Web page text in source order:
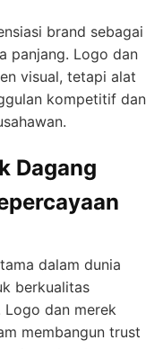
brand sebagai
panjang. Logo dan
visual, tetapi alat
kompetitif dan
Dagang
dalam dunia
berkualitas
Logo dan merek
membangun trust